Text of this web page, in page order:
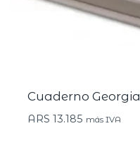
Cuaderno Georgia
ARS 13.185 más IVA